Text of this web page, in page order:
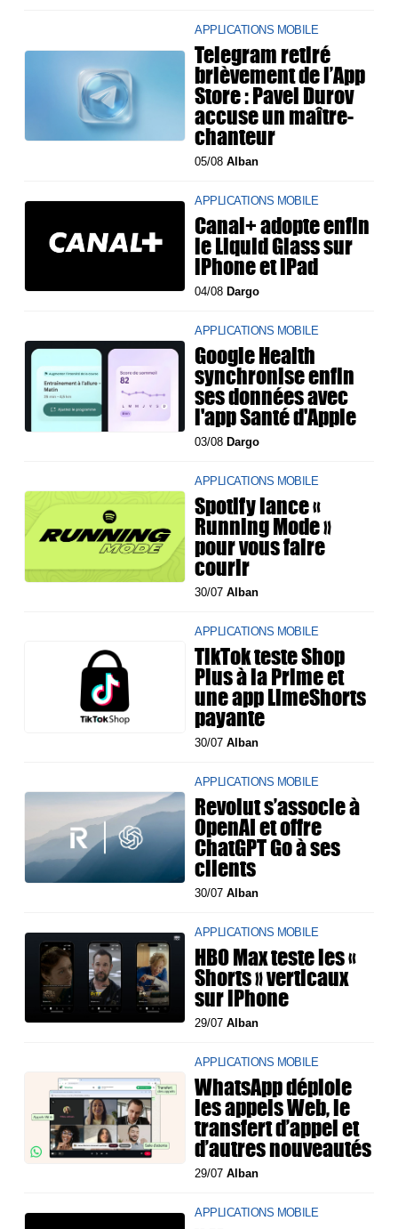
APPLICATIONS MOBILE
Telegram retiré
brièvement de l’App
Store : Pavel Durov
accuse un maître-
chanteur
05/08Alban
APPLICATIONS MOBILE
Canal+ adopte enfin
le Liquid Glass sur
iPhone et iPad
04/08 Dargo
APPLICATIONS MOBILE
Google Health
synchronise enfin
ses données avec
l'app Santé d'Apple
03/08 Dargo
APPLICATIONS MOBILE
Spotify lance «
Running Mode »
pour vous faire
courir
30/07Alban
APPLICATIONS MOBILE
TikTok teste Shop
Plus à la Prime et
une app LimeShorts
payante
30/07Alban
APPLICATIONS MOBILE
Revolut s’associe à
OpenAI et offre
ChatGPT Go à ses
clients
30/07Alban
APPLICATIONS MOBILE
HBO Max teste les «
Shorts » verticaux
sur iPhone
29/07Alban
APPLICATIONS MOBILE
WhatsApp déploie
les appels Web, le
transfert d’appel et
d’autres nouveautés
29/07Alban
APPLICATIONS MOBILE